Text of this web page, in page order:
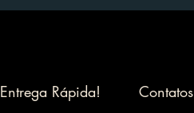
Entrega Rápida! Contatos